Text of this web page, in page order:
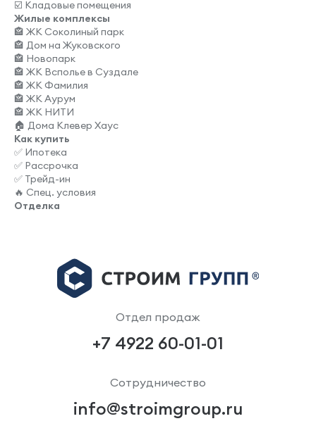
☑️ Кладовые помещения
Жилые комплексы
🏤 ЖК Соколиный парк
🏤 Дом на Жуковского
🏤 Новопарк
🏤 ЖК Всполье в Суздале
🏤 ЖК Фамилия
🏤 ЖК Аурум
🏤 ЖК НИТИ
🏠 Дома Клевер Хаус
Как купить
✅ Ипотека
✅ Рассрочка
✅ Трейд-ин
🔥 Спец. условия
Отделка
Отдел продаж
+7 4922 60-01-01
Сотрудничество
info@stroimgroup.ru